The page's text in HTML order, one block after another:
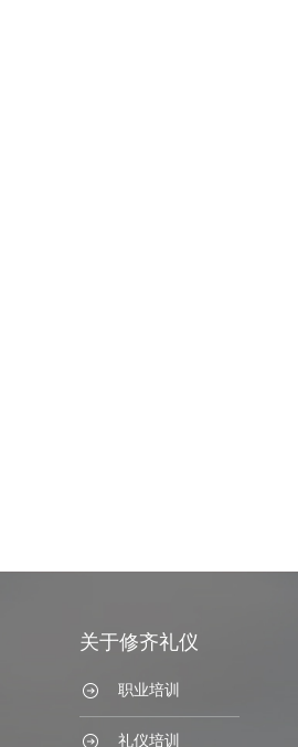
关于修齐礼仪
职业培训
礼仪培训